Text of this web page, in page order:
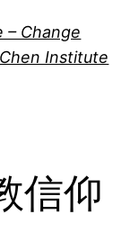
– Change
Institute
信仰